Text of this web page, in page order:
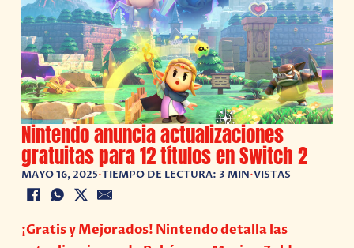
Nintendo anuncia actualizaciones
gratuitas para 12 títulos en Switch 2
MAYO 16, 2025•TIEMPO DE LECTURA: 3 MIN•VISTAS
¡Gratis y Mejorados! Nintendo detalla las